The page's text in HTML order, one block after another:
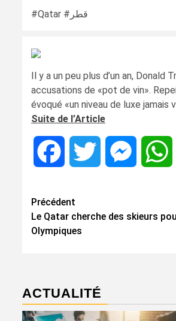
#Qatar #قطر
Il y a un peu plus d’un an,
accusations de «pot de vin».
évoqué «un niveau de luxe jamais
Suite de l’Article
Facebook Twitter
Navigation
d’article
Précédent
Le Qatar cherche des skieurs
Olympiques
ACTUALITÉ